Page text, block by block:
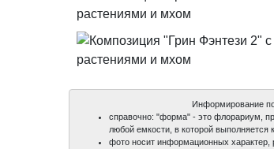
Информирование
справочно: "форма" - это флорариум,
любой емкости, в которой выполняется
фото носит информационных характер,